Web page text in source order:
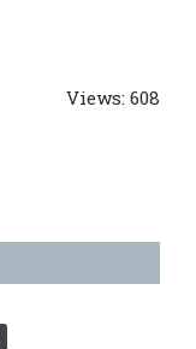
Views: 608